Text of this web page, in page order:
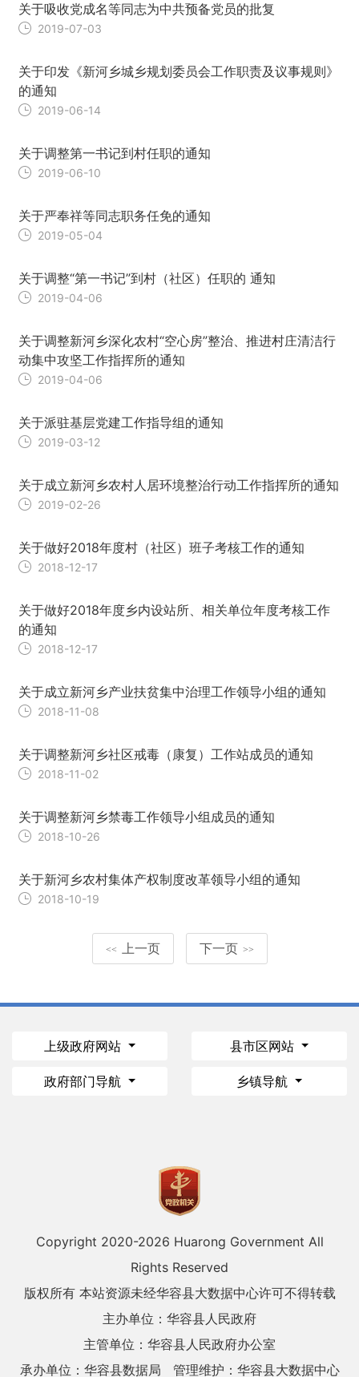
关于吸收党成名等同志为中共预备党员的批复
2019-07-03
关于印发《新河乡城乡规划委员会工作职责及议事规则》
的通知
2019-06-14
关于调整第一书记到村任职的通知
2019-06-10
关于严奉祥等同志职务任免的通知
2019-05-04
关于调整“第一书记”到村（社区）任职的 通知
2019-04-06
关于调整新河乡深化农村“空心房”整治、推进村庄清洁行
动集中攻坚工作指挥所的通知
2019-04-06
关于派驻基层党建工作指导组的通知
2019-03-12
关于成立新河乡农村人居环境整治行动工作指挥所的通知
2019-02-26
关于做好2018年度村（社区）班子考核工作的通知
2018-12-17
关于做好2018年度乡内设站所、相关单位年度考核工作
的通知
2018-12-17
关于成立新河乡产业扶贫集中治理工作领导小组的通知
2018-11-08
关于调整新河乡社区戒毒（康复）工作站成员的通知
2018-11-02
关于调整新河乡禁毒工作领导小组成员的通知
2018-10-26
关于新河乡农村集体产权制度改革领导小组的通知
2018-10-19
<< 上一页 下一页 >>
上级政府网站 县市区网站
政府部门导航 乡镇导航
Copyright 2020-2026 Huarong Government All
Rights Reserved
版权所有 本站资源未经华容县大数据中心许可不得转载
主办单位：华容县人民政府
主管单位：华容县人民政府办公室
承办单位：华容县数据局
管理维护：华容县大数据中心